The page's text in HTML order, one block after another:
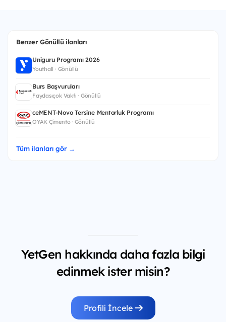
Benzer Gönüllü ilanları
Uniguru Programı 2026
Youthall · Gönüllü
Burs Başvuruları
Faydasıçok Vakfı · Gönüllü
ceMENT-Novo Tersine Mentorluk Programı
OYAK Çimento · Gönüllü
Tüm ilanları gör →
YetGen hakkında daha fazla bilgi
edinmek ister misin?
Profili İncele